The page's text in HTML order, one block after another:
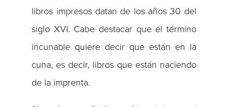
libros impresos datan de los años 30 del
siglo XVI. Cabe destacar que el término
incunable quiere decir que están en la
cuna, es decir, libros que están naciendo
de la imprenta.